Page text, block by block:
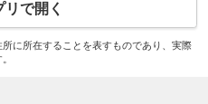
で開く
に所在することを表すものであり、実際